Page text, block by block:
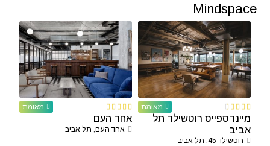
Mindspace
מאומת
מיינדספייס רוטשילד תל
אביב
רוטשילד 45, תל אביב
מאומת
אחד העם
אחד העם, תל אביב